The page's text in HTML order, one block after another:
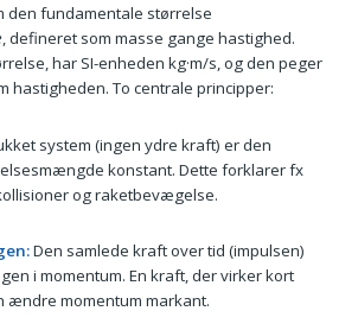
den fundamentale størrelse
, defineret som masse gange hastighed.
har SI-enheden kg·m/s, og den peger
hastigheden. To centrale principper:
system (ingen ydre kraft) er den
konstant. Dette forklarer fx
og raketbevægelse.
Den samlede kraft over tid (impulsen)
i momentum. En kraft, der virker kort
ændre momentum markant.